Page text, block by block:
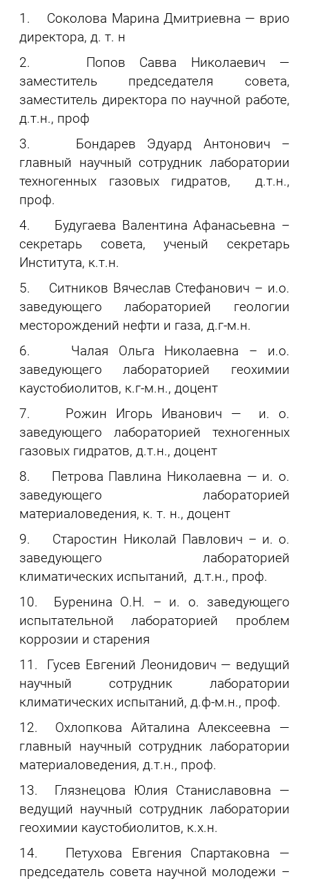
1. Соколова Марина Дмитриевна — врио
директора, д. т. н
2. Попов Савва Николаевич —
заместитель председателя совета,
заместитель директора по научной работе,
д.т.н., проф
3. Бондарев Эдуард Антонович –
главный научный сотрудник лаборатории
техногенных газовых гидратов, д.т.н.,
проф.
4. Будугаева Валентина Афанасьевна –
секретарь совета, ученый секретарь
Института, к.т.н.
5. Ситников Вячеслав Стефанович – и.о.
заведующего лабораторией геологии
месторождений нефти и газа, д.г-м.н.
6. Чалая Ольга Николаевна – и.о.
заведующего лабораторией геохимии
каустобиолитов, к.г-м.н., доцент
7. Рожин Игорь Иванович — и. о.
заведующего лабораторией техногенных
газовых гидратов, д.т.н., доцент
8. Петрова Павлина Николаевна — и. о.
заведующего лабораторией
материаловедения, к. т. н., доцент
9. Старостин Николай Павлович – и. о.
заведующего лабораторией
климатических испытаний, д.т.н., проф.
10. Буренина О.Н. – и. о. заведующего
испытательной лабораторией проблем
коррозии и старения
11. Гусев Евгений Леонидович — ведущий
научный сотрудник лаборатории
климатических испытаний, д.ф-м.н., проф.
12. Охлопкова Айталина Алексеевна —
главный научный сотрудник лаборатории
материаловедения, д.т.н., проф.
13. Глязнецова Юлия Станиславовна —
ведущий научный сотрудник лаборатории
геохимии каустобиолитов, к.х.н.
14. Петухова Евгения Спартаковна —
председатель совета научной молодежи –